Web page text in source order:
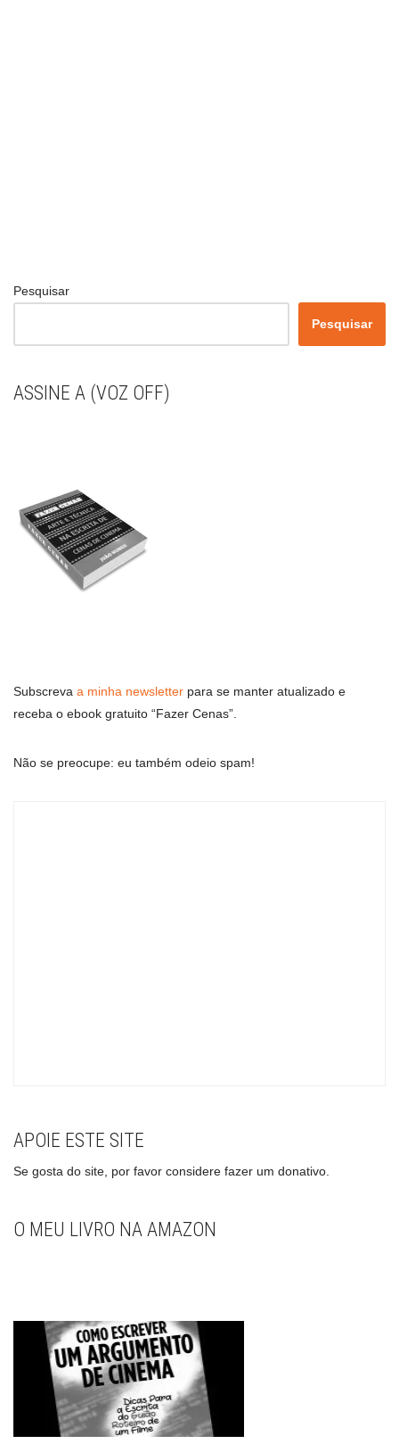
Pesquisar
Pesquisar
ASSINE A (VOZ OFF)
Subscreva a minha newsletter para se manter atualizado e
receba o ebook gratuito “Fazer Cenas”.
Não se preocupe: eu também odeio spam!
APOIE ESTE SITE
Se gosta do site, por favor considere fazer um donativo.
O MEU LIVRO NA AMAZON